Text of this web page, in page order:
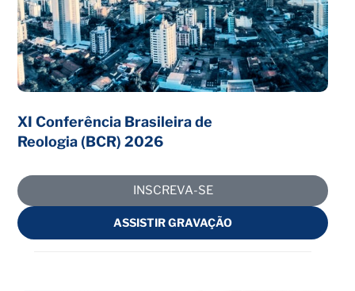
XI Conferência Brasileira de
Reologia (BCR) 2026
INSCREVA-SE
ASSISTIR GRAVAÇÃO